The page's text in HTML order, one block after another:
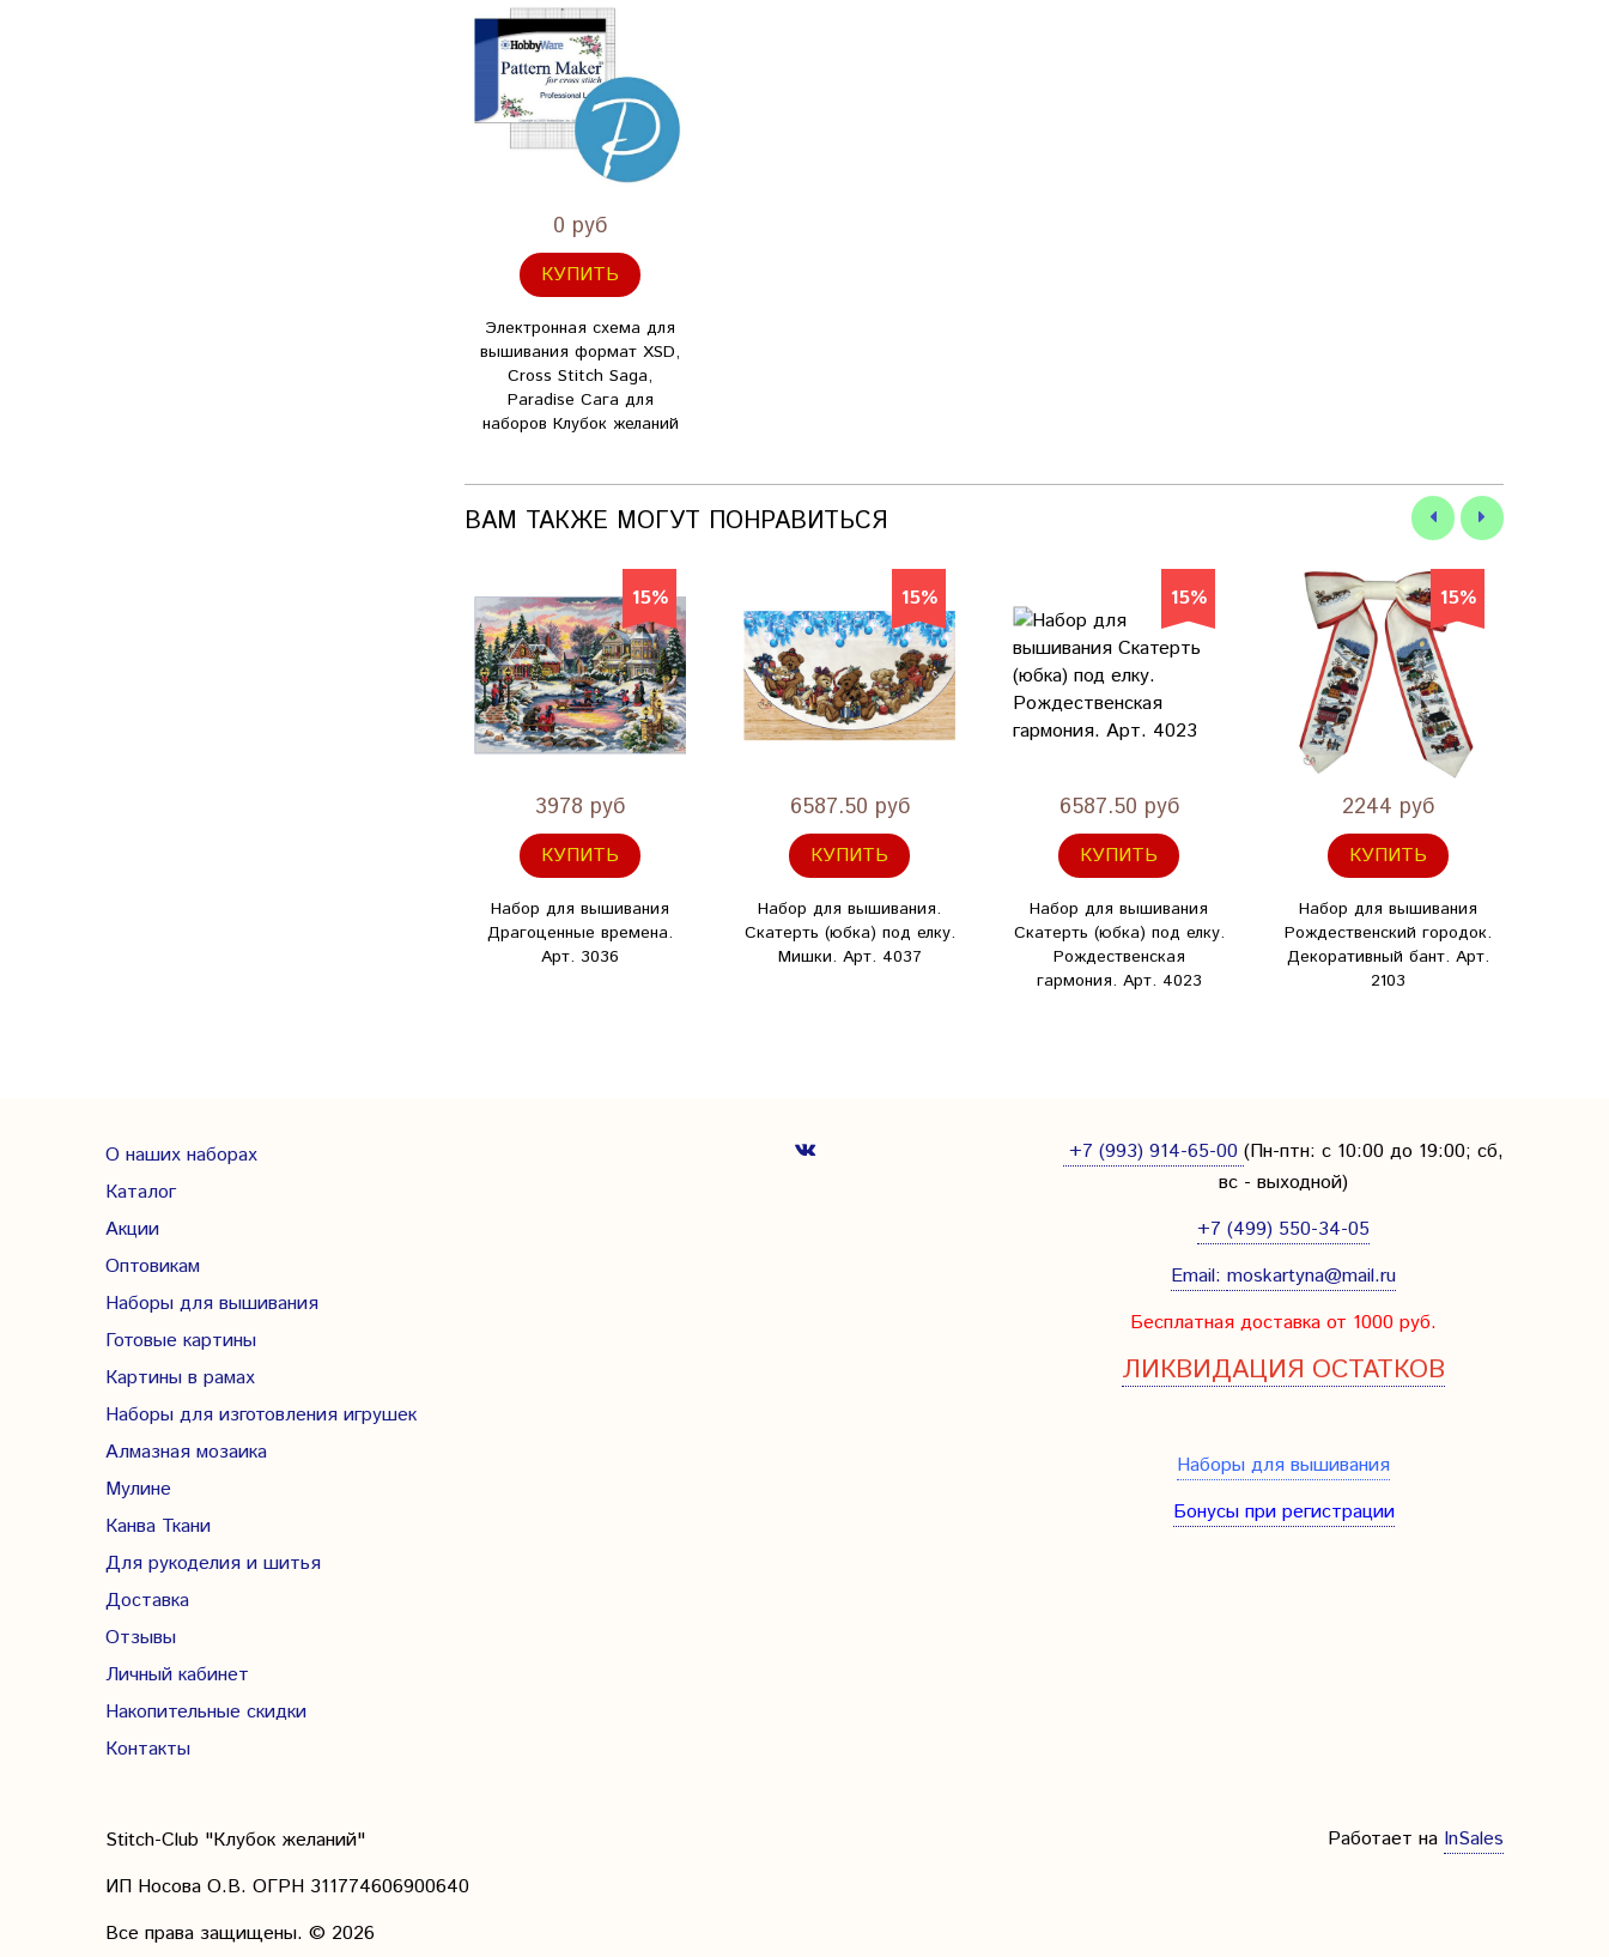
0 руб
КУПИТЬ
Электронная схема для
вышивания формат XSD,
Cross Stitch Saga,
Paradise Сага для
наборов Клубок желаний
ВАМ ТАКЖЕ МОГУТ ПОНРАВИТЬСЯ
15%
3978 руб
КУПИТЬ
Набор для вышивания
Драгоценные времена.
Арт. 3036
15%
6587.50 руб
КУПИТЬ
Набор для вышивания.
Скатерть (юбка) под елку.
Мишки. Арт. 4037
15%
6587.50 руб
КУПИТЬ
Набор для вышивания
Скатерть (юбка) под елку.
Рождественская
гармония. Арт. 4023
15%
2244 руб
КУПИТЬ
Набор для вышивания
Рождественский городок.
Декоративный бант. Арт.
2103
О наших наборах
Каталог
Акции
Оптовикам
Наборы для вышивания
Готовые картины
Картины в рамах
Наборы для изготовления игрушек
Алмазная мозаика
Мулине
Канва Ткани
Для рукоделия и шитья
Доставка
Отзывы
Личный кабинет
Накопительные скидки
Контакты
+7 (993) 914-65-00 (Пн-птн: с 10:00 до 19:00; сб,
вс - выходной)
+7 (499) 550-34-05
Email: moskartyna@mail.ru
Бесплатная доставка от 1000 руб.
ЛИКВИДАЦИЯ ОСТАТКОВ
Наборы для вышивания
Бонусы при регистрации
Stitch-Club "Клубок желаний"
ИП Носова О.В. ОГРН 311774606900640
Все права защищены. © 2026
Работает на InSales